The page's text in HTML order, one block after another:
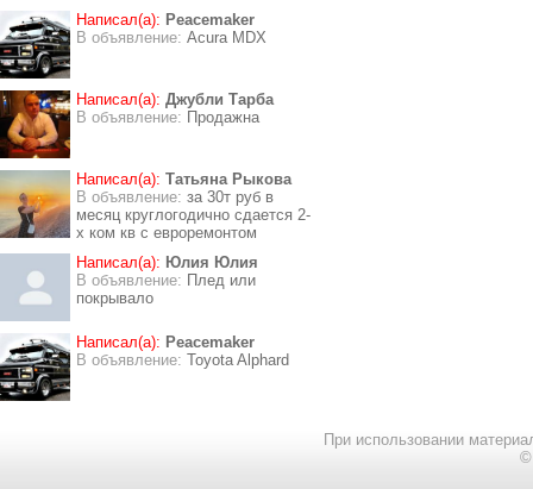
Написал(а): Peacemaker
В объявление: Acura MDX
Написал(а): Джубли Тарба
В объявление: Продажна
Написал(а): Татьяна Рыкова
В объявление: за 30т руб в
месяц круглогодично сдается 2-
х ком кв с евроремонтом
Написал(а): Юлия Юлия
В объявление: Плед или
покрывало
Написал(а): Peacemaker
В объявление: Toyota Alphard
При использовании